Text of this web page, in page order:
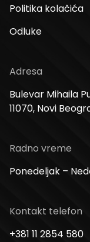
Politika kolačića
Odluke
Adresa
Bulevar Mihaila
11070, Novi
Radno vreme
Ponedeljak –
Kontakt telefon
+381 11 2854 580